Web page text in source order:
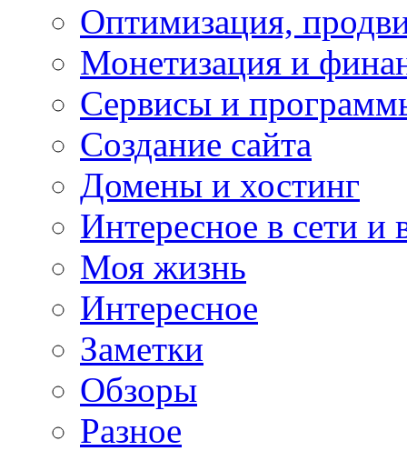
Оптимизация,
Монетизация и
Сервисы и
Создание сайта
Домены и хостинг
Интересное в сети и
Моя жизнь
Интересное
Заметки
Обзоры
Разное